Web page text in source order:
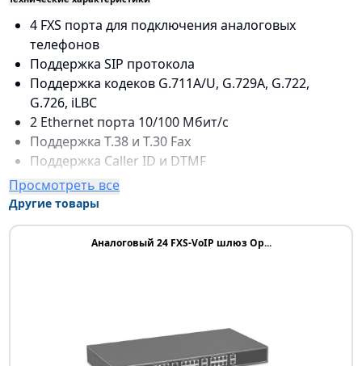
4 FXS порта для подключения аналоговых
телефонов
Поддержка SIP протокола
Поддержка кодеков G.711A/U, G.729A, G.722,
G.726, iLBC
2 Ethernet порта 10/100 Мбит/с
Поддержка T.38 и T.30 Fax
Поддержка Caller ID и DTMF
Веб-интерфейс для настройки и управления
Поддержка DHCP, DNS/DDNS, NAT
Поддержка HTTP, HTTPS, SSH, Telnet
Совместимость с Asterisk, Elastix, 3CX,
FreeSWITCH Sip Server и платформой VOS VoIP
Просмотреть все
Другие товары
Аналоговый 24 FXS-VoIP шлюз Op...